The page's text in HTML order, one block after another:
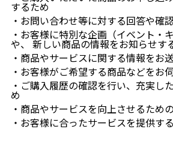
するため
・お問い合わせ等に対する回答や確
・お客様に特別な企画（イベント・
や、 新しい商品の情報をお知らせす
・商品やサービスに関する情報をお
・お客様がご希望する商品などをお
・ご購入履歴の確認を行い、充実し
め
・商品やサービスを向上させるため
・お客様に合ったサービスを提供す